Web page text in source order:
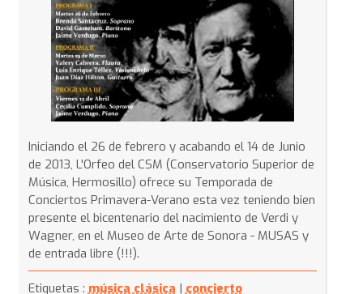
Iniciando el 26 de febrero y acabando el 14 de Junio
de 2013, L'Orfeo del CSM (Conservatorio Superior de
Música, Hermosillo) ofrece su Temporada de
Conciertos Primavera-Verano esta vez teniendo bien
presente el bicentenario del nacimiento de Verdi y
Wagner, en el Museo de Arte de Sonora - MUSAS y
de entrada libre (!!!).
Etiquetas :música clásica |concierto